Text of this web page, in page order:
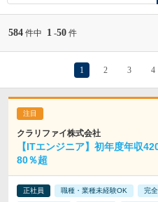
584 件中 1 -50 件
1 2 3 4
クラリファイ株式会社
【ITエンジニア】初年度年収
80％超
正社員 職種・業種未経験OK 完